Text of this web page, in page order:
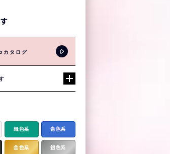
カタログ
緑色系 青色系
金色系 銀色系